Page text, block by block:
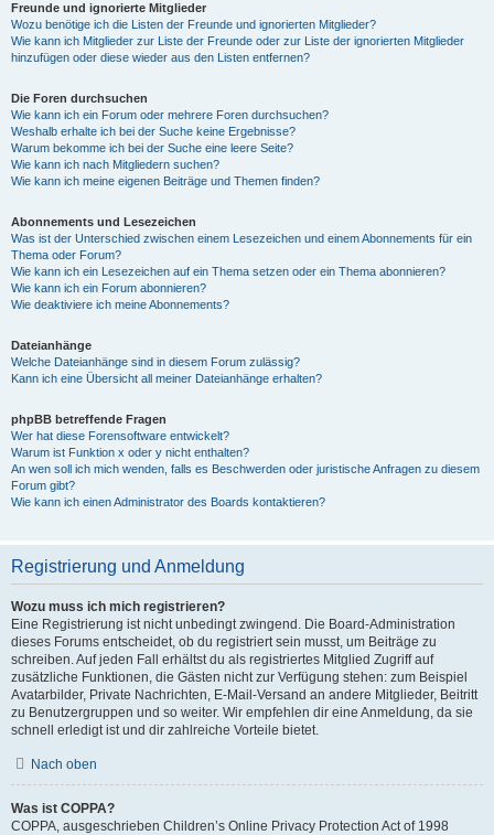
Freunde und ignorierte Mitglieder
Wozu benötige ich die Listen der Freunde und ignorierten Mitglieder?
Wie kann ich Mitglieder zur Liste der Freunde oder zur Liste der ignorierten Mitglieder
hinzufügen oder diese wieder aus den Listen entfernen?
Die Foren durchsuchen
Wie kann ich ein Forum oder mehrere Foren durchsuchen?
Weshalb erhalte ich bei der Suche keine Ergebnisse?
Warum bekomme ich bei der Suche eine leere Seite?
Wie kann ich nach Mitgliedern suchen?
Wie kann ich meine eigenen Beiträge und Themen finden?
Abonnements und Lesezeichen
Was ist der Unterschied zwischen einem Lesezeichen und einem Abonnements für ein
Thema oder Forum?
Wie kann ich ein Lesezeichen auf ein Thema setzen oder ein Thema abonnieren?
Wie kann ich ein Forum abonnieren?
Wie deaktiviere ich meine Abonnements?
Dateianhänge
Welche Dateianhänge sind in diesem Forum zulässig?
Kann ich eine Übersicht all meiner Dateianhänge erhalten?
phpBB betreffende Fragen
Wer hat diese Forensoftware entwickelt?
Warum ist Funktion x oder y nicht enthalten?
An wen soll ich mich wenden, falls es Beschwerden oder juristische Anfragen zu diesem
Forum gibt?
Wie kann ich einen Administrator des Boards kontaktieren?
Registrierung und Anmeldung
Wozu muss ich mich registrieren?
Eine Registrierung ist nicht unbedingt zwingend. Die Board-Administration
dieses Forums entscheidet, ob du registriert sein musst, um Beiträge zu
schreiben. Auf jeden Fall erhältst du als registriertes Mitglied Zugriff auf
zusätzliche Funktionen, die Gästen nicht zur Verfügung stehen: zum Beispiel
Avatarbilder, Private Nachrichten, E-Mail-Versand an andere Mitglieder, Beitritt
zu Benutzergruppen und so weiter. Wir empfehlen dir eine Anmeldung, da sie
schnell erledigt ist und dir zahlreiche Vorteile bietet.
Nach oben
Was ist COPPA?
COPPA, ausgeschrieben Children’s Online Privacy Protection Act of 1998